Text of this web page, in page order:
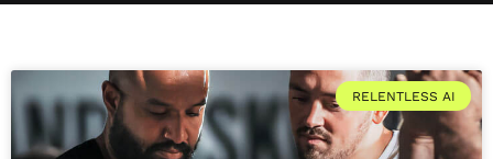
RELENTLESS AI